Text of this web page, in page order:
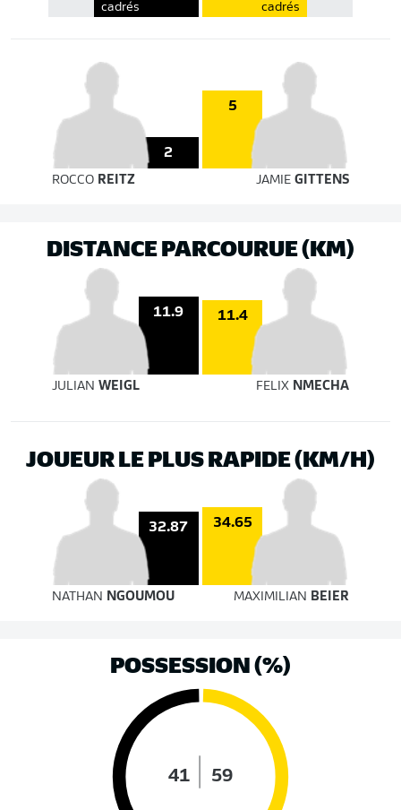
cadrés cadrés
2
5
ROCCO REITZ JAMIEGITTENS
DISTANCE PARCOURUE (KM)
11.9 11.4
JULIAN WEIGL FELIX NMECHA
JOUEUR LE PLUS RAPIDE (KM/H)
32.87 34.65
NATHAN NGOUMOU MAXIMILIAN BEIER
POSSESSION (%)
41 59